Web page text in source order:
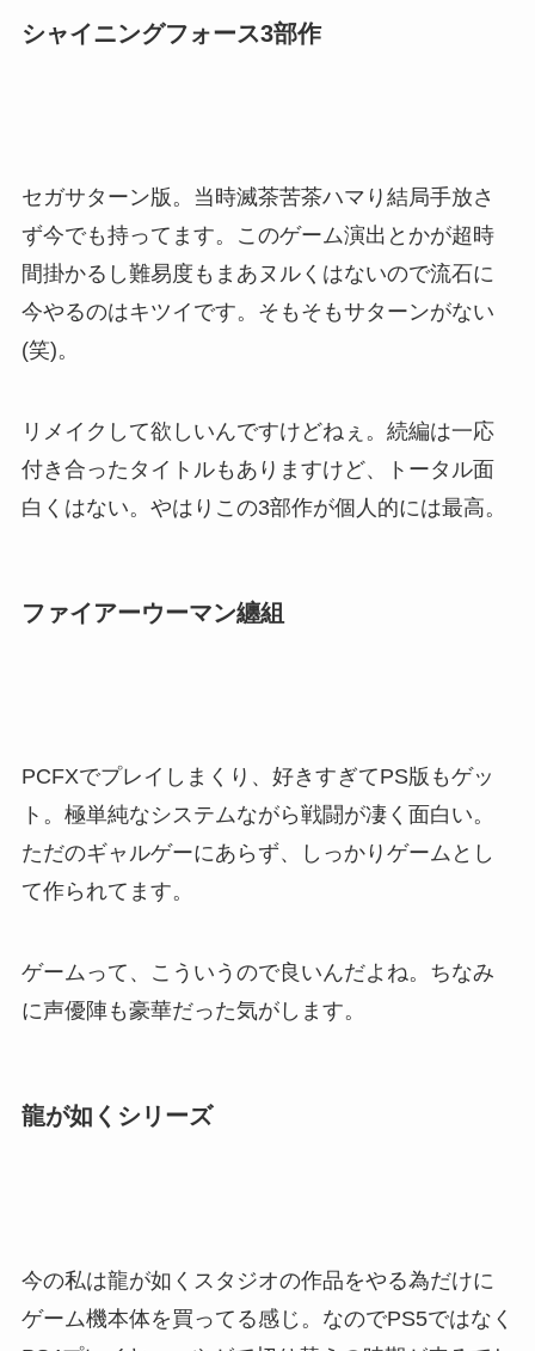
シャイニングフォース3部作
セガサターン版。当時滅茶苦茶ハマり結局手放さ
ず今でも持ってます。このゲーム演出とかが超時
間掛かるし難易度もまあヌルくはないので流石に
今やるのはキツイです。そもそもサターンがない
(笑)。
リメイクして欲しいんですけどねぇ。続編は一応
付き合ったタイトルもありますけど、トータル面
白くはない。やはりこの3部作が個人的には最高。
ファイアーウーマン纏組
PCFXでプレイしまくり、好きすぎてPS版もゲッ
ト。極単純なシステムながら戦闘が凄く面白い。
ただのギャルゲーにあらず、しっかりゲームとし
て作られてます。
ゲームって、こういうので良いんだよね。ちなみ
に声優陣も豪華だった気がします。
龍が如くシリーズ
今の私は龍が如くスタジオの作品をやる為だけに
ゲーム機本体を買ってる感じ。なのでPS5ではなく